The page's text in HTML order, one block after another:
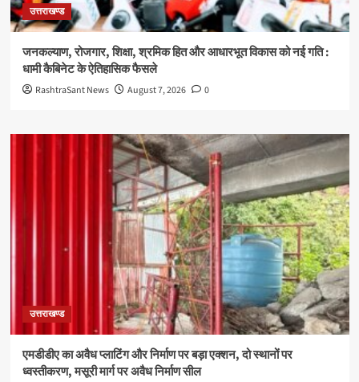
उत्तराखण्ड
जनकल्याण, रोजगार, शिक्षा, श्रमिक हित और आधारभूत विकास को नई गति :
धामी कैबिनेट के ऐतिहासिक फैसले
RashtraSant News August 7, 2026 0
उत्तराखण्ड
एमडीडीए का अवैध प्लाटिंग और निर्माण पर बड़ा एक्शन, दो स्थानों पर
ध्वस्तीकरण, मसूरी मार्ग पर अवैध निर्माण सील